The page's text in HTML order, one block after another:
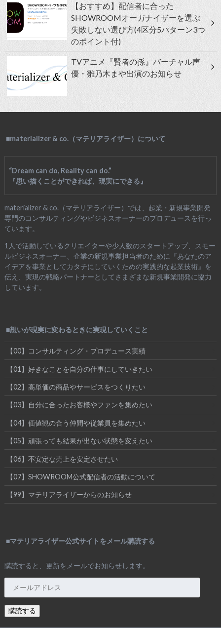
【おすすめ】配信者に合った
SHOWROOMオーガナイザーを選ぶ
失敗しない選び方(4区分5パターン3つ
のポイント付)
TVアニメ『賢者の孫』バーチャル声
優・雛乃木まや出演のお知らせ
■materializer & co.（マテリアライザー）について
“Dream can do, Reality can do.”
『思い描くことができれば、現実にできる』
materializer & co.（マテリアライザー）では、起業・新規事業開発
専門のコンサルティングやビジネスオーナーのプロデュースを行っ
ています。
1人で活動しているクリエイターや少人数のスタートアップ、スモー
ルビジネスオーナー、企業の新規事業担当者のために『あなたのア
イデアを事業としてカタチにしていくための実践的な起業技術』を
伝え、実現の戦略パートナーとしてさまざまな新規事業開発に協力
しています。
■想いが現実に変わるときに実現していくこと
【00】コンサルティング・プロデュース実績
【01】好きなことを自分の仕事にしていきたい
【02】高単価の商品やサービスをつくりたい
【03】自分に合ったお客様やファンを集めたい
【04】価値観の合う仲間や従業員を集めたい
【05】頑張っても結果が出ない状態を変えたい
【06】不安定な売上を安定させたい
【07】SHOWROOM公式配信者の活動について
【99】マテリアライザーからのお知らせ
■マテリアライザー公式サイトをメール購読する
購読すると、更新をメールでお知らせします。
ル
ア
購読する